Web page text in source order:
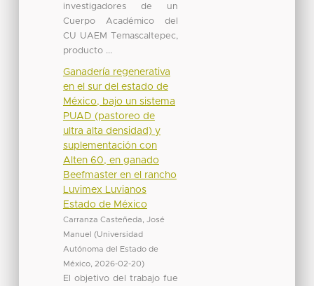
investigadores de un
Cuerpo Académico del
CU UAEM Temascaltepec,
producto ...
Ganadería regenerativa
en el sur del estado de
México, bajo un sistema
PUAD (pastoreo de
ultra alta densidad) y
suplementación con
Alten 60, en ganado
Beefmaster en el rancho
Luvimex Luvianos
Estado de México
Carranza Casteñeda, José
Manuel
(Universidad
Autónoma del Estado de
México, 2026-02-20)
El objetivo del trabajo fue